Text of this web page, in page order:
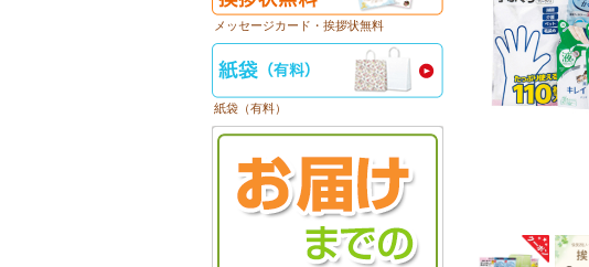
メッセージカード・挨拶状無料
紙袋（有料）